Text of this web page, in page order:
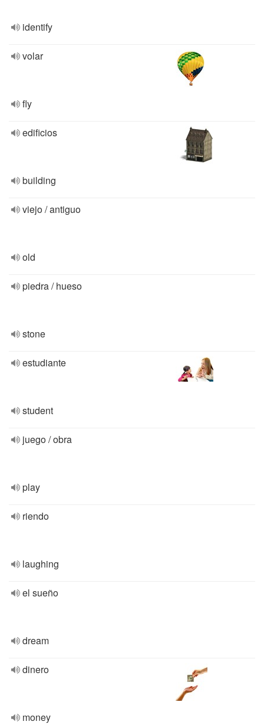
identify
volar
fly
edificios
building
viejo / antiguo
old
piedra / hueso
stone
estudiante
student
juego / obra
play
riendo
laughing
el sueño
dream
dinero
money